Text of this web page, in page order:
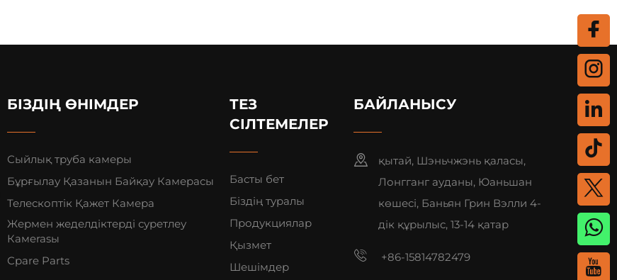
БІЗДІҢ ӨНІМДЕР
Сыйлық труба камеры
Бұрғылау Қазанын Байқау Камерасы
Телескоптік Қажет Камера
Жермен жеделдіктерді суретлеу
Камerasы
Сpare Parts
ТЕЗ
СІЛТЕМЕЛЕР
Басты бет
Біздің туралы
Продукциялар
Қызмет
Шешімдер
БАЙЛАНЫСУ
қытай, Шэньчжэнь қаласы,
Лонгганг ауданы, Юаньшан
көшесі, Баньян Грин Вэлли 4-
дік құрылыс, 13-14 қатар
+86-15814782479